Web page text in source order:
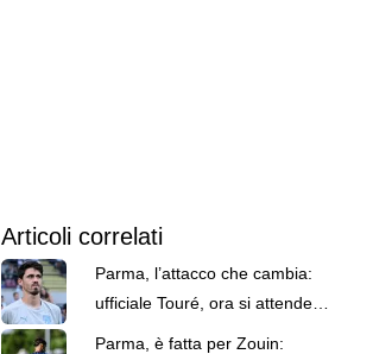
Articoli correlati
Parma, l’attacco che cambia:
ufficiale Touré, ora si attende
Romero
Parma, è fatta per Zouin: